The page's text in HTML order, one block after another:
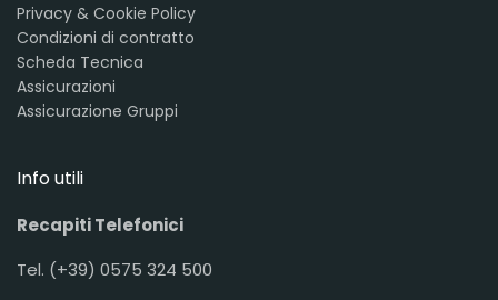
Privacy & Cookie Policy
Condizioni di contratto
Scheda Tecnica
Assicurazioni
Assicurazione Gruppi
Info utili
Recapiti Telefonici
Tel. (+39) 0575 324 500